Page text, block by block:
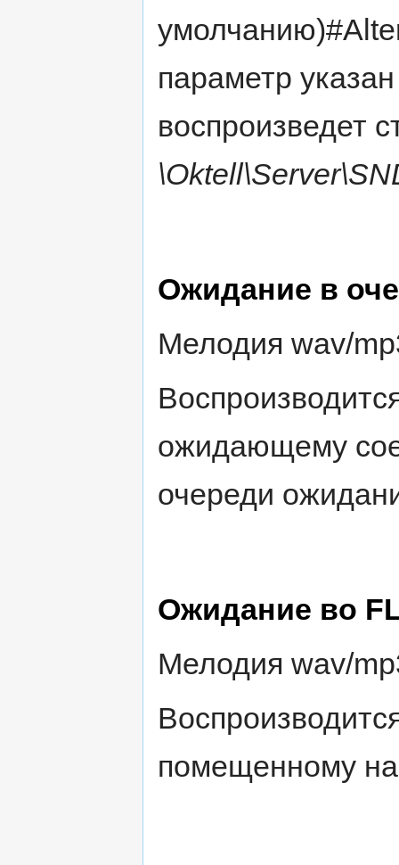
параметр
воспроизведет
Ожидание в
Мелодия wav/
ожидающему
очереди
Ожидание во
Мелодия wav/
помещенному